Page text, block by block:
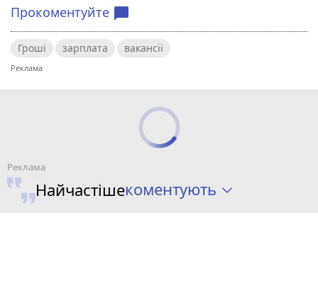
Прокоментуйте chat_bubble
Гроші зарплата вакансії
Найчастішекоментують